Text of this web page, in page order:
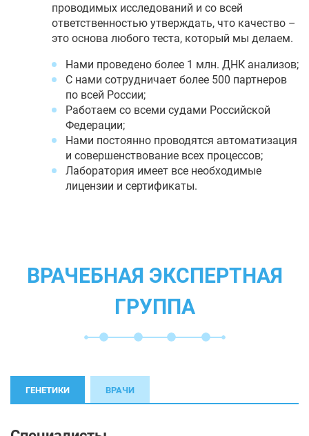
проводимых исследований и со всей
ответственностью утверждать, что качество –
это основа любого теста, который мы делаем.
Нами проведено более 1 млн. ДНК анализов;
С нами сотрудничает более 500 партнеров
по всей России;
Работаем со всеми судами Российской
Федерации;
Нами постоянно проводятся автоматизация
и совершенствование всех процессов;
Лаборатория имеет все необходимые
лицензии и сертификаты.
ВРАЧЕБНАЯ ЭКСПЕРТНАЯ
ГРУППА
ГЕНЕТИКИ ВРАЧИ